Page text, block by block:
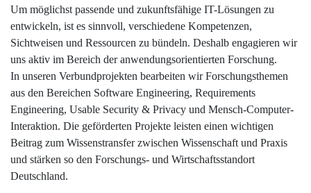
Um möglichst passende und zukunftsfähige IT-Lösungen zu
entwickeln, ist es sinnvoll, verschiedene Kompetenzen,
Sichtweisen und Ressourcen zu bündeln. Deshalb engagieren wir
uns aktiv im Bereich der anwendungsorientierten Forschung.
In unseren Verbundprojekten bearbeiten wir Forschungsthemen
aus den Bereichen Software Engineering, Requirements
Engineering, Usable Security & Privacy und Mensch-Computer-
Interaktion. Die geförderten Projekte leisten einen wichtigen
Beitrag zum Wissenstransfer zwischen Wissenschaft und Praxis
und stärken so den Forschungs- und Wirtschaftsstandort
Deutschland.